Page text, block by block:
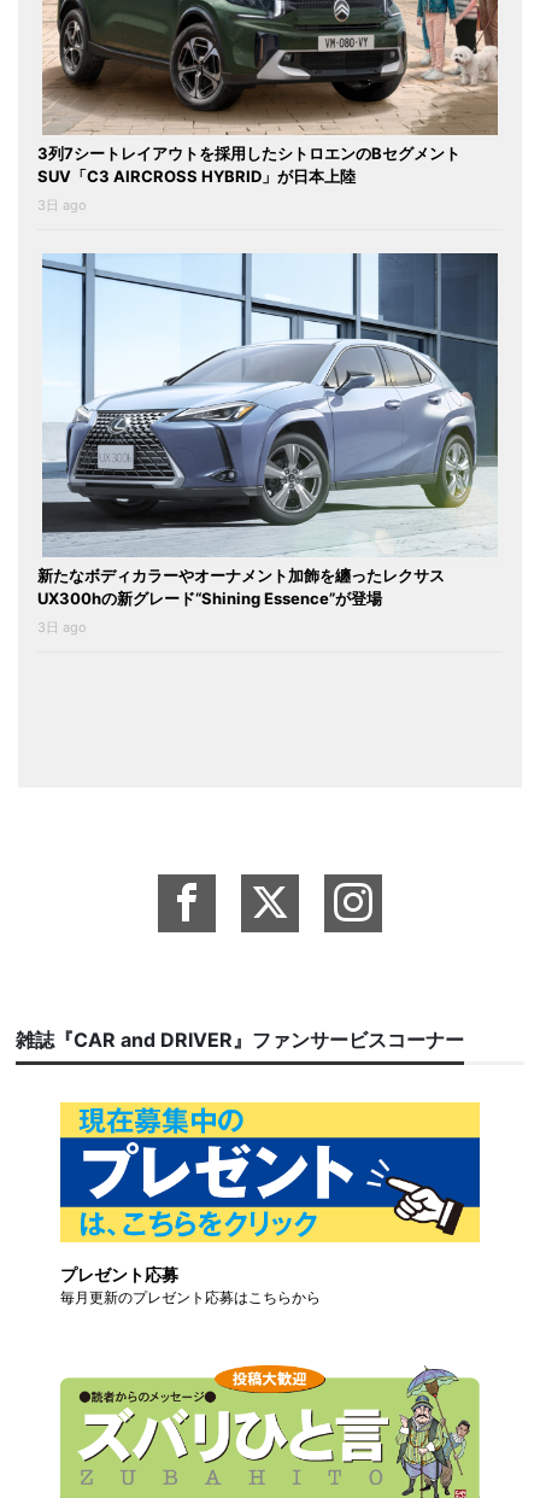
3列7シートレイアウトを採用したシトロエンのBセグメント
SUV「C3 AIRCROSS HYBRID」が日本上陸
3日 ago
新たなボディカラーやオーナメント加飾を纏ったレクサス
UX300hの新グレード“Shining Essence”が登場
3日 ago
雑誌『CAR and DRIVER』ファンサービスコーナー
プレゼント応募
毎月更新のプレゼント応募はこちらから